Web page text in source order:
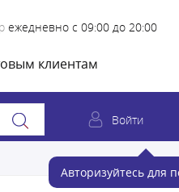
ежедневно с 09:00 до 20:00
клиентам
Войти
Авторизуйтесь для